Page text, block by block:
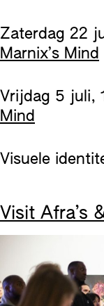
Zaterdag 22
Marnix’s Mind
Vrijdag 5 juli,
Mind
Visuele
Visit Afra’s